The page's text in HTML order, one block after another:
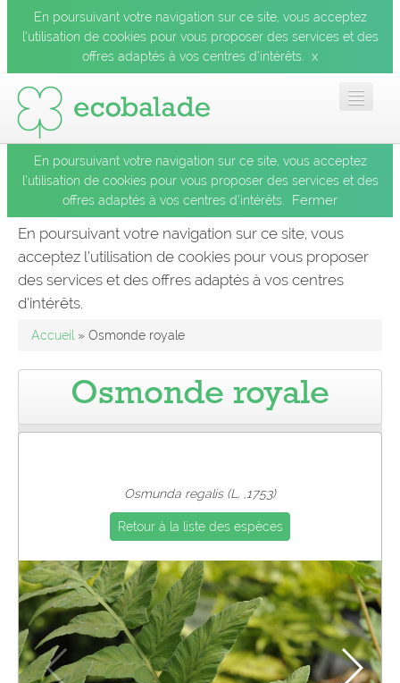
En poursuivant votre navigation sur ce site, vous acceptez
l’utilisation de cookies pour vous proposer des services et des
offres adaptés à vos centres d’intérêts.
x
Accueil
Les balades
Les espèces
Le blog
Pro
En poursuivant votre navigation sur ce site, vous acceptez
l’utilisation de cookies pour vous proposer des services et des
offres adaptés à vos centres d’intérêts.
Fermer
En poursuivant votre navigation sur ce site, vous
acceptez l’utilisation de cookies pour vous proposer
des services et des offres adaptés à vos centres
d’intérêts.
Accueil » Osmonde royale
Osmonde royale
Osmunda regalis (L. ,1753)
Retour à la liste des espèces